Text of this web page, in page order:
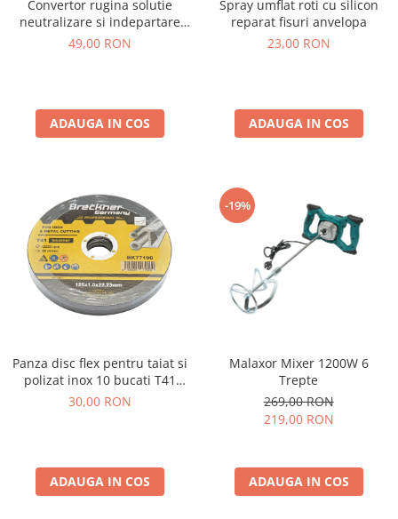
Convertor rugina solutie
neutralizare si indepartare
rugina 750g
49,00 RON
ADAUGA IN COS
Spray umflat roti cu silicon
reparat fisuri anvelopa
23,00 RON
ADAUGA IN COS
Panza disc flex pentru taiat si
polizat inox 10 bucati T41
125x1.0x22mm
30,00 RON
ADAUGA IN COS
-19%
Malaxor Mixer 1200W 6
Trepte
269,00 RON
219,00 RON
ADAUGA IN COS